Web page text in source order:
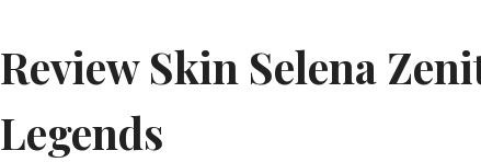
Review Skin Selena
Legends